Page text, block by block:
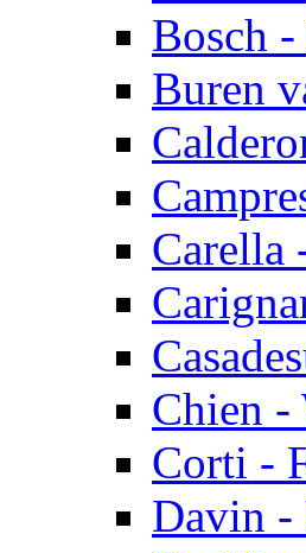
Bosch
Buren
Carella
Chien -
Corti -
Davin -